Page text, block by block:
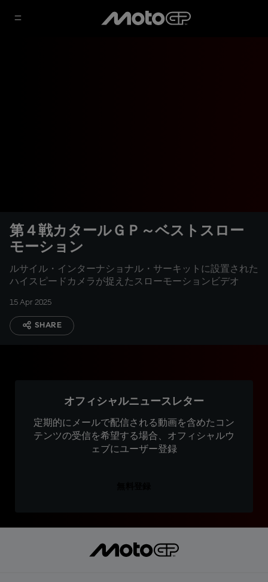
第４戦カタールＧＰ～ベストスロー
モーション
ルサイル・インターナショナル・サーキットに設置された
ハイスピードカメラが捉えたスローモーションビデオ
15 Apr 2025
SHARE
オフィシャルニュースレター
定期的にメールで配信される動画を含めたコン
テンツの受信を希望する場合、オフィシャルウ
ェブにユーザー登録